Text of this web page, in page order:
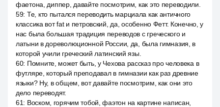
фаетона, диппер, давайте посмотрим, как это переводили.
59: Те, кто пытался переводить марциала как античного
классика вот fat и петровский, да, особенно Фетт. Конечно, у
нас была большая традиция переводов с греческого и
латыни в дореволюционной России, да, была гимназия, в
которой учили греческий латинский язы.
60: Помните, может быть, у Чехова рассказ про человека в
футляре, который преподавал в гимназии как раз древние
языки? Ну, в общем, вот давайте посмотрим, как они это
дело переводят.
61: Воском, горячим тобой, фаэтон на картине написан,